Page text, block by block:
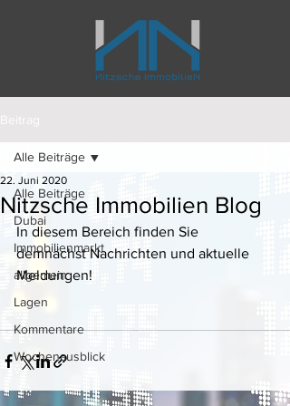
Beitrag
Alle Beiträge
Dubai
Immobilienmarkt
allgemein
Lagen
Kommentare
Wochenausblick
Alle Beiträge
Nitzsche Immobilien Blog
22. Juni 2020
In diesem Bereich finden Sie
demnächst Nachrichten und aktuelle
Meldungen!